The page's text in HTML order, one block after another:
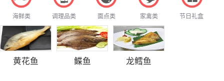
海鲜类 调理品类 面点类 家禽类 节日礼盒
黄花鱼 鲽鱼 龙鳕鱼